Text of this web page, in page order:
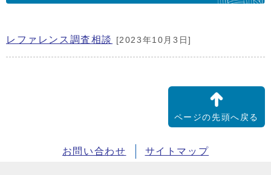
レファレンス調査相談 [2023年10月3日]
ページの先頭へ戻る
お問い合わせ サイトマップ